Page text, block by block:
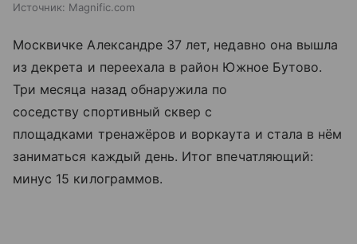
Источник: Magnific.com
Москвичке Александре 37 лет, недавно она вышла
из декрета и переехала в район Южное Бутово.
Три месяца назад обнаружила по
соседству спортивный сквер с
площадками тренажёров и воркаута и стала в нём
заниматься каждый день. Итог впечатляющий:
минус 15 килограммов.